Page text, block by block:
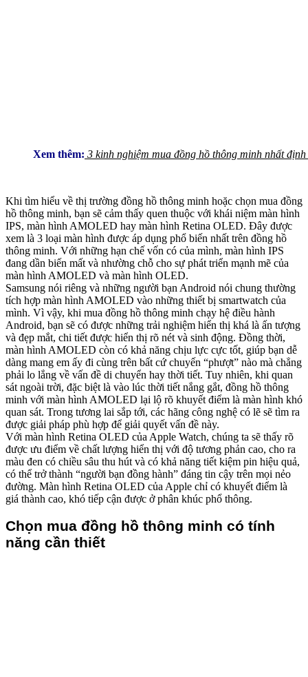
Xem thêm: 3 kinh nghiệm mua đồng hồ thông minh nhất
Khi tìm hiểu về thị trường đồng hồ thông minh hoặc chọn mua đồng
hồ thông minh, bạn sẽ cảm thấy quen thuộc với khái niệm màn hình
IPS, màn hình AMOLED hay màn hình Retina OLED. Đây được
xem là 3 loại màn hình được áp dụng phổ biến nhất trên đồng hồ
thông minh. Với những hạn chế vốn có của mình, màn hình IPS
đang dần biến mất và nhường chỗ cho sự phát triển mạnh mẽ của
màn hình AMOLED và màn hình OLED.
Samsung nói riêng và những người bạn Android nói chung thường
tích hợp màn hình AMOLED vào những thiết bị smartwatch của
mình. Vì vậy, khi mua đồng hồ thông minh chạy hệ điều hành
Android, bạn sẽ có được những trải nghiệm hiển thị khá là ấn tượng
và đẹp mắt, chi tiết được hiển thị rõ nét và sinh động. Đồng thời,
màn hình AMOLED còn có khả năng chịu lực cực tốt, giúp bạn dễ
dàng mang em ấy đi cùng trên bất cứ chuyến “phượt” nào mà chẳng
phải lo lắng về vấn đề di chuyển hay thời tiết. Tuy nhiên, khi quan
sát ngoài trời, đặc biệt là vào lúc thời tiết nắng gắt, đồng hồ thông
minh với màn hình AMOLED lại lộ rõ khuyết điểm là màn hình khó
quan sát. Trong tương lai sắp tới, các hãng công nghệ có lẽ sẽ tìm ra
được giải pháp phù hợp để giải quyết vấn đề này.
Với màn hình Retina OLED của Apple Watch, chúng ta sẽ thấy rõ
được ưu điểm về chất lượng hiển thị với độ tương phản cao, cho ra
màu đen có chiều sâu thu hút và có khả năng tiết kiệm pin hiệu quả,
có thể trở thành “người bạn đồng hành” đáng tin cậy trên mọi nẻo
đường. Màn hình Retina OLED của Apple chỉ có khuyết điểm là
giá thành cao, khó tiếp cận được ở phân khúc phổ thông.
Chọn mua đồng hồ thông minh có tính
năng cần thiết